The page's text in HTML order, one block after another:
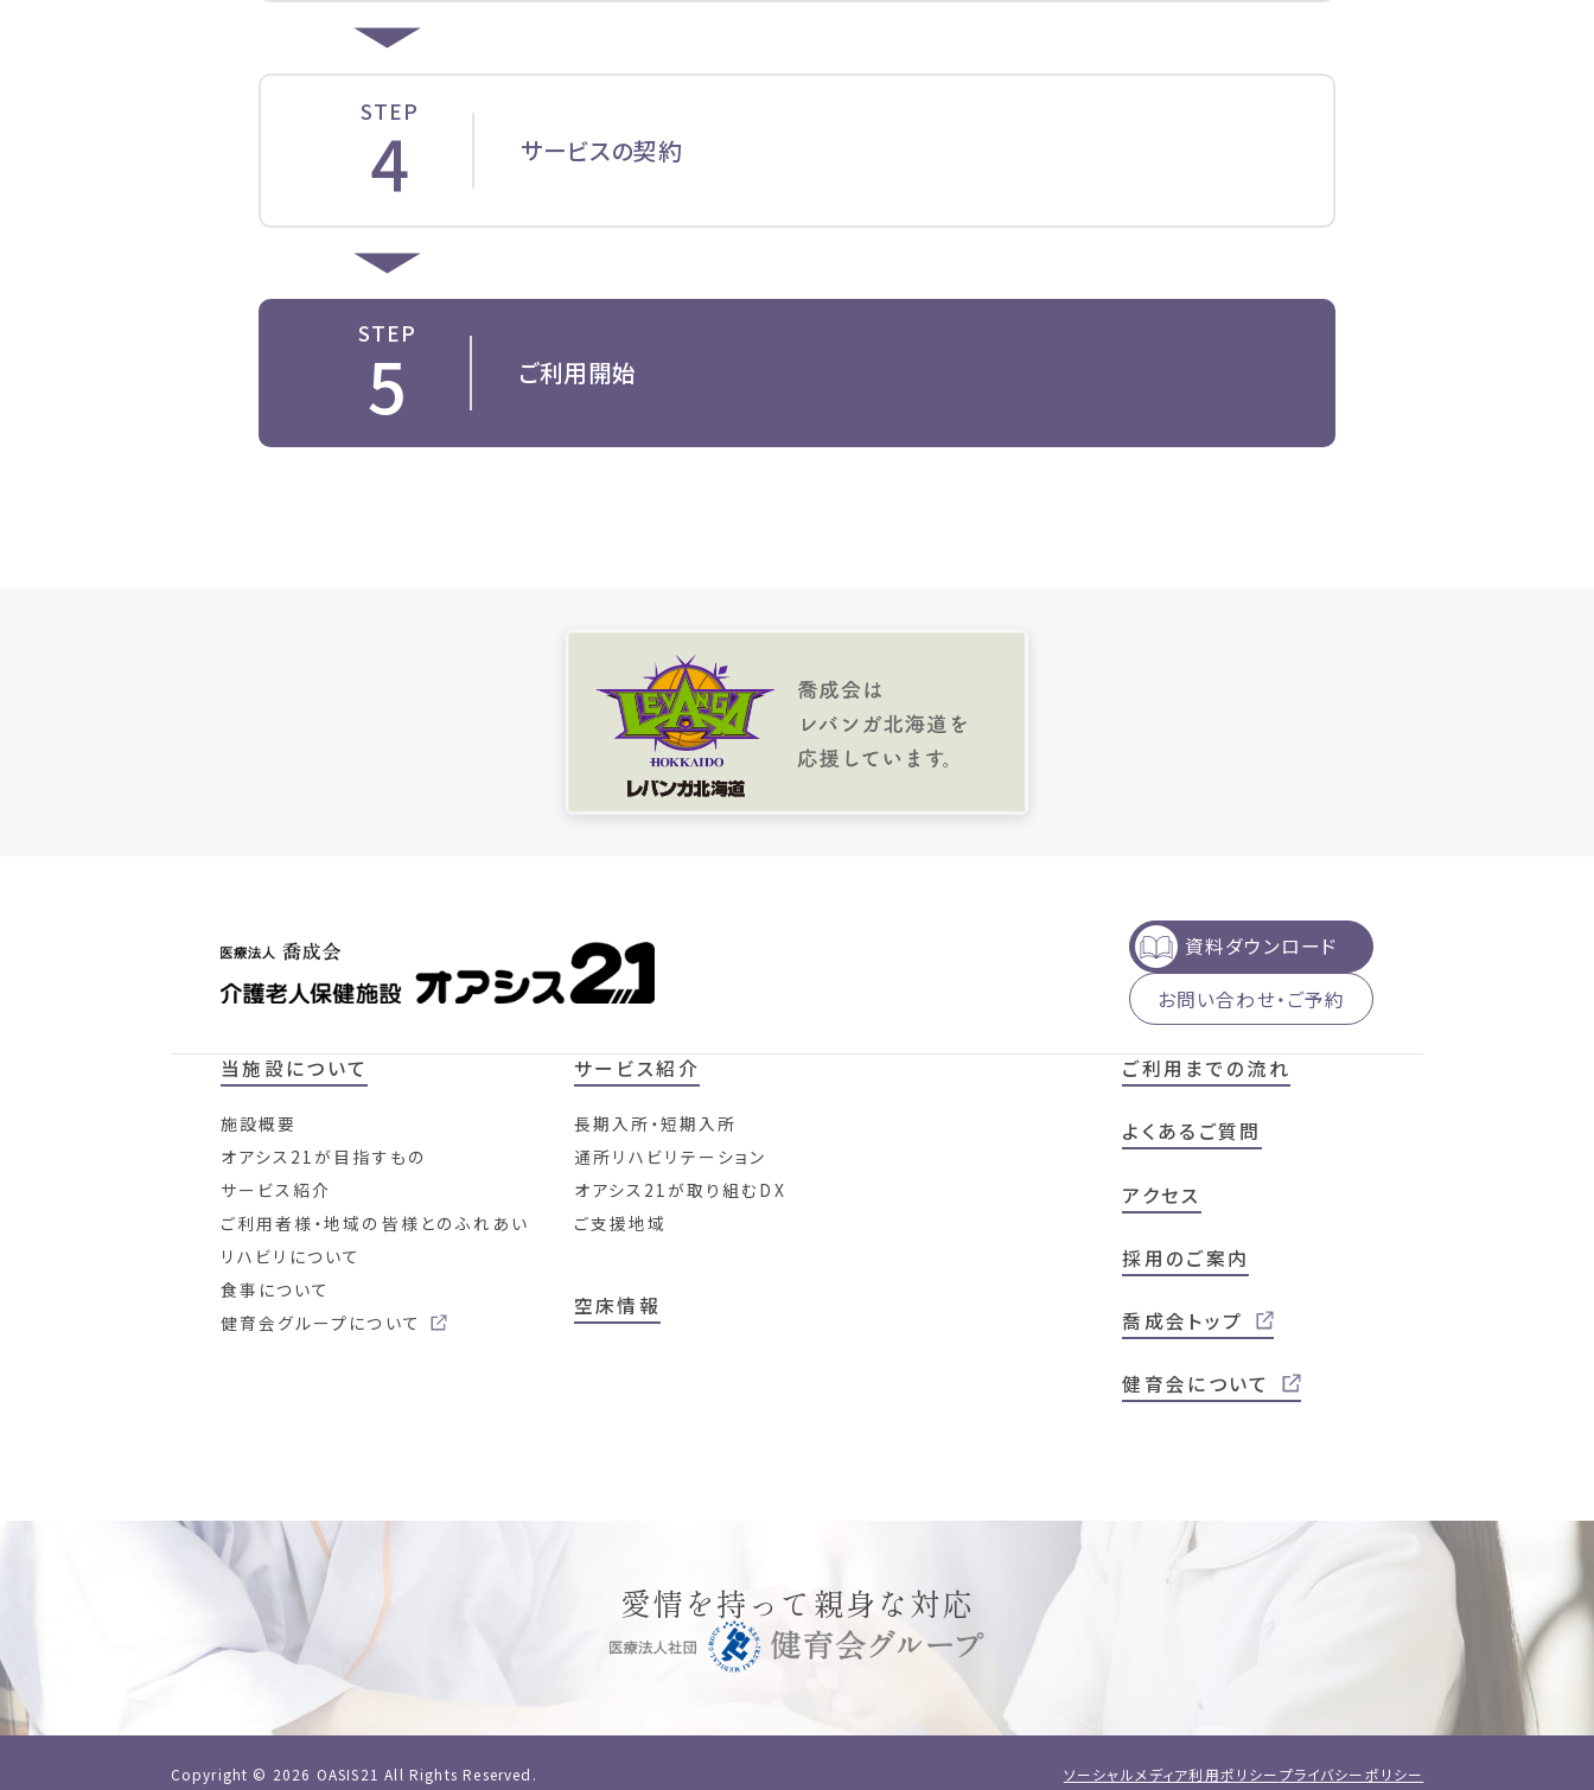
STEP
4 サービスの契約
STEP
5 ご利用開始
資料ダウンロード
お問い合わせ・ご予約
当施設について
施設概要
オアシス21が目指すもの
サービス紹介
ご利用者様・地域の皆様とのふれあい
リハビリについて
食事について
健育会グループについて
サービス紹介
長期入所・短期入所
通所リハビリテーション
オアシス21が取り組むDX
ご支援地域
空床情報
ご利用までの流れ
よくあるご質問
アクセス
採用のご案内
喬成会トップ
健育会について
愛情を持って親身な対応
ソーシャルメディア利用ポリシープライバシーポリシー
Copyright © 2026 OASIS21 All Rights Reserved.